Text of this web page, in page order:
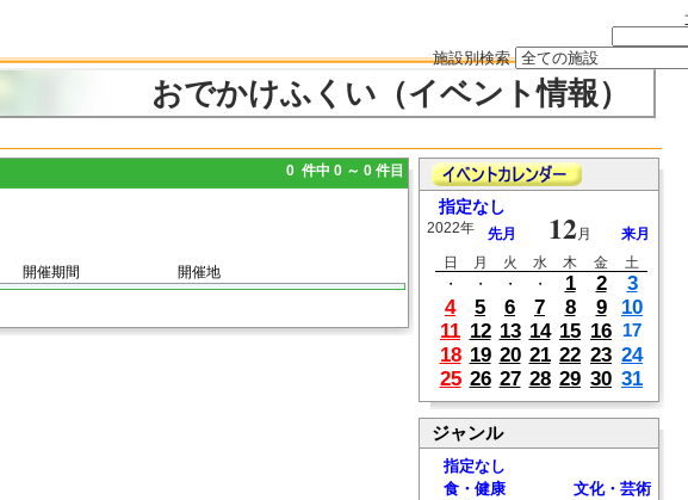
施設別検索
おでかけふくい（イベント情報）
0 件中 0 ～ 0 件目
開催期間 開催地
指定なし
2022年 先月 12月
来月
日
月 火 水 木 金
土
・
・ ・ ・ 1 2
3
4
5 6 7 8 9
10
11 12 13 14 15 16 17
18 19 20 21 22 23 24
25 26 27 28 29 30 31
ジャンル
指定なし
食・健康
文化・芸術